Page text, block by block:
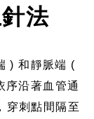
法
) 和靜脈端 (
序沿著血管通
穿刺點間隔至